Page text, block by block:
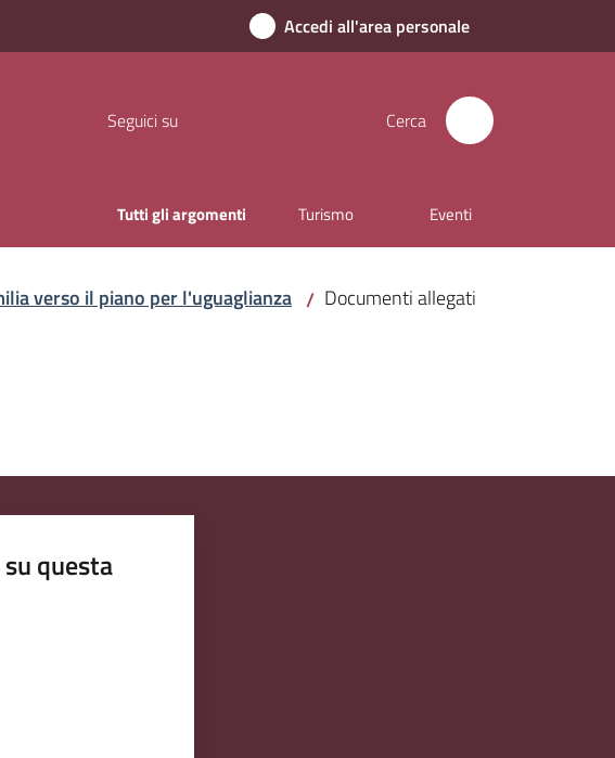
Accedi all'area personale
Seguici su Cerca
Tutti gli argomenti Turismo Eventi
verso il piano per l'uguaglianza / Documenti allegati
questa